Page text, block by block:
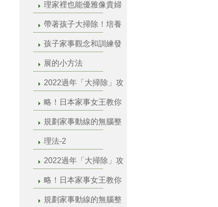
理家裡也能優雅像貴婦
帶著孩子大掃除！培養
孩子家事觀念和訓練發
展的小方法
2022過年「大掃除」攻
略！日本家事女王教你
規劃家事動線的無腦整
理法-2
2022過年「大掃除」攻
略！日本家事女王教你
規劃家事動線的無腦整